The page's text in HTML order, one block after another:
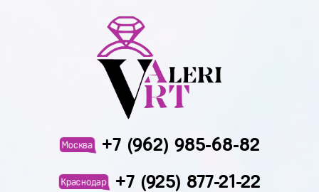
Москва +7 (962) 985-68-82
Краснодар +7 (925) 877-21-22